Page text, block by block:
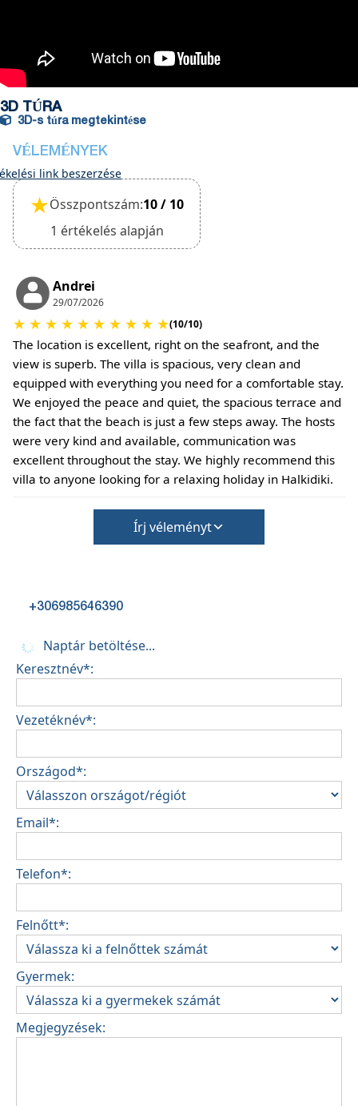
3D TÚRA
3D-s túra megtekintése
VÉLEMÉNYEK
link beszerzése
★Összpontszám:10 / 10
1 értékelés alapján
Andrei
29/07/2026
★ ★ ★ ★ ★ ★ ★ ★ ★ ★(10/10)
The location is excellent, right on the seafront, and the
view is superb. The villa is spacious, very clean and
equipped with everything you need for a comfortable stay.
We enjoyed the peace and quiet, the spacious terrace and
the fact that the beach is just a few steps away. The hosts
were very kind and available, communication was
excellent throughout the stay. We highly recommend this
villa to anyone looking for a relaxing holiday in Halkidiki.
Írj véleményt
+306985646390
Naptár betöltése...
Keresztnév*:
Vezetéknév*:
Országod*:
Email*:
Telefon*:
Felnőtt*:
Gyermek:
Megjegyzések: